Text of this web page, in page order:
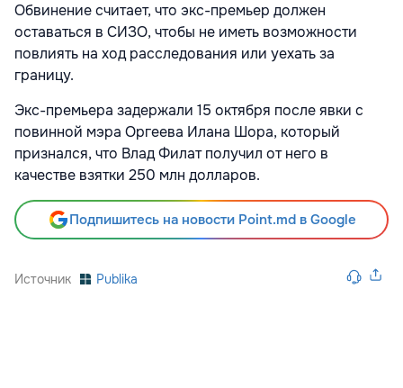
Обвинение считает, что экс-премьер должен
оставаться в СИЗО, чтобы не иметь возможности
повлиять на ход расследования или уехать за
границу.
Экс-премьера задержали 15 октября после явки с
повинной мэра Оргеева Илана Шора, который
признался, что Влад Филат получил от него в
качестве взятки 250 млн долларов.
Подпишитесь на новости Point.md в Google
Источник Publika